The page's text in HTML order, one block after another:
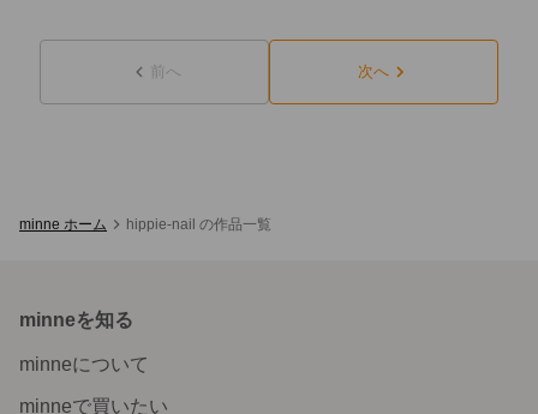
前へ 次へ
minne ホーム hippie-nail の作品一覧
minneを知る
minneについて
minneで買いたい